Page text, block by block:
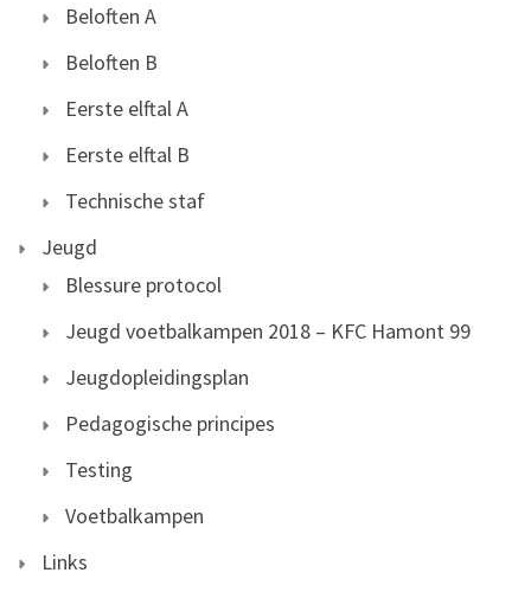
Beloften A
Beloften B
Eerste elftal A
Eerste elftal B
Technische staf
Jeugd
Blessure protocol
Jeugd voetbalkampen 2018 – KFC Hamont 99
Jeugdopleidingsplan
Pedagogische principes
Testing
Voetbalkampen
Links